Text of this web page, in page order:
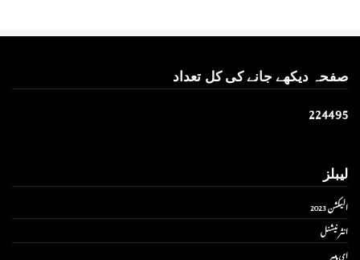
صفحہ دیکھے جانے کی کل تعداد
224495
لیبلز
الیکشن 2023
انٹر نیشنل
ای پیپر